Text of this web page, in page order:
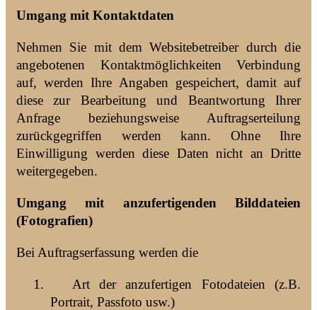
Umgang mit Kontaktdaten
Nehmen Sie mit dem Websitebetreiber durch die
angebotenen Kontaktmöglichkeiten Verbindung
auf, werden Ihre Angaben gespeichert, damit auf
diese zur Bearbeitung und Beantwortung Ihrer
Anfrage beziehungsweise Auftragserteilung
zurückgegriffen werden kann. Ohne Ihre
Einwilligung werden diese Daten nicht an Dritte
weitergegeben.
Umgang mit anzufertigenden Bilddateien
(Fotografien)
Bei Auftragserfassung werden die
1.
Art der anzufertigen Fotodateien (z.B.
Portrait, Passfoto usw.)